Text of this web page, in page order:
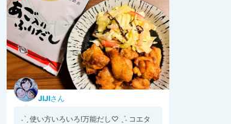
JIJIさん
˗ˋˏ 使い方いろいろ!万能だし♡ ˎˊ˗ コエタ